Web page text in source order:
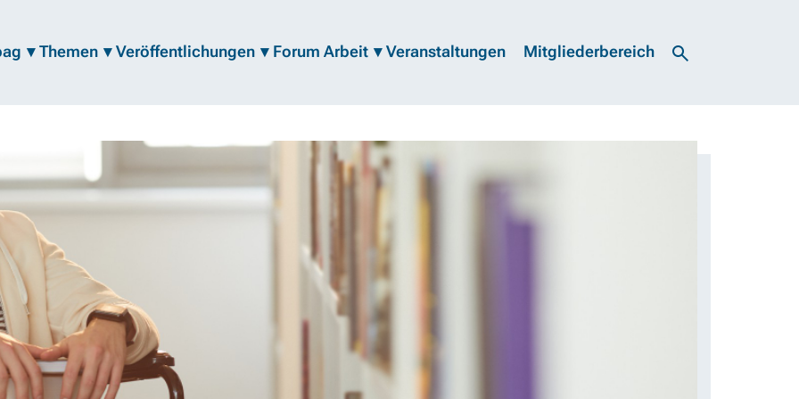
Themen Veröffentlichungen Forum Arbeit Veranstaltungen Mitgliederbereich